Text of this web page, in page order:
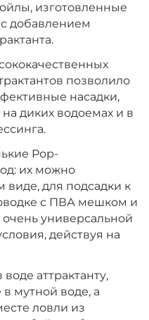
10 мм
Мульти Фрукт
₽ +
−
₽ +
−
изготовленные
добавлением
позволило
насадки,
диких водоемах и в
Pop-
их можно
виде, для подсадки к
с ПВА мешком и
универсальной
действуя на
аттрактанту,
мутной воде, а
ловли из